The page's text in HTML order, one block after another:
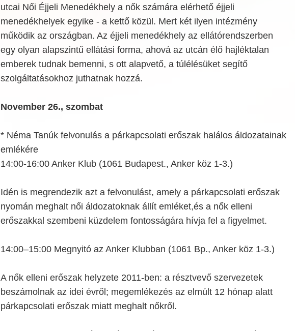
utcai Női Éjjeli Menedékhely a nők számára elérhető éjjeli
menedékhelyek egyike - a kettő közül. Mert két ilyen intézmény
működik az országban. Az éjjeli menedékhely az ellátórendszerben
egy olyan alapszintű ellátási forma, ahová az utcán élő hajléktalan
emberek tudnak bemenni, s ott alapvető, a túlélésüket segítő
szolgáltatásokhoz juthatnak hozzá.
November 26., szombat
* Néma Tanúk felvonulás a párkapcsolati erőszak halálos áldozatainak
emlékére
14:00-16:00 Anker Klub (1061 Budapest., Anker köz 1-3.)
Idén is megrendezik azt a felvonulást, amely a párkapcsolati erőszak
nyomán meghalt női áldozatoknak állít emléket,és a nők elleni
erőszakkal szembeni küzdelem fontosságára hívja fel a figyelmet.
14:00–15:00 Megnyitó az Anker Klubban (1061 Bp., Anker köz 1-3.)
A nők elleni erőszak helyzete 2011-ben: a résztvevő szervezetek
beszámolnak az idei évről; megemlékezés az elmúlt 12 hónap alatt
párkapcsolati erőszak miatt meghalt nőkről.